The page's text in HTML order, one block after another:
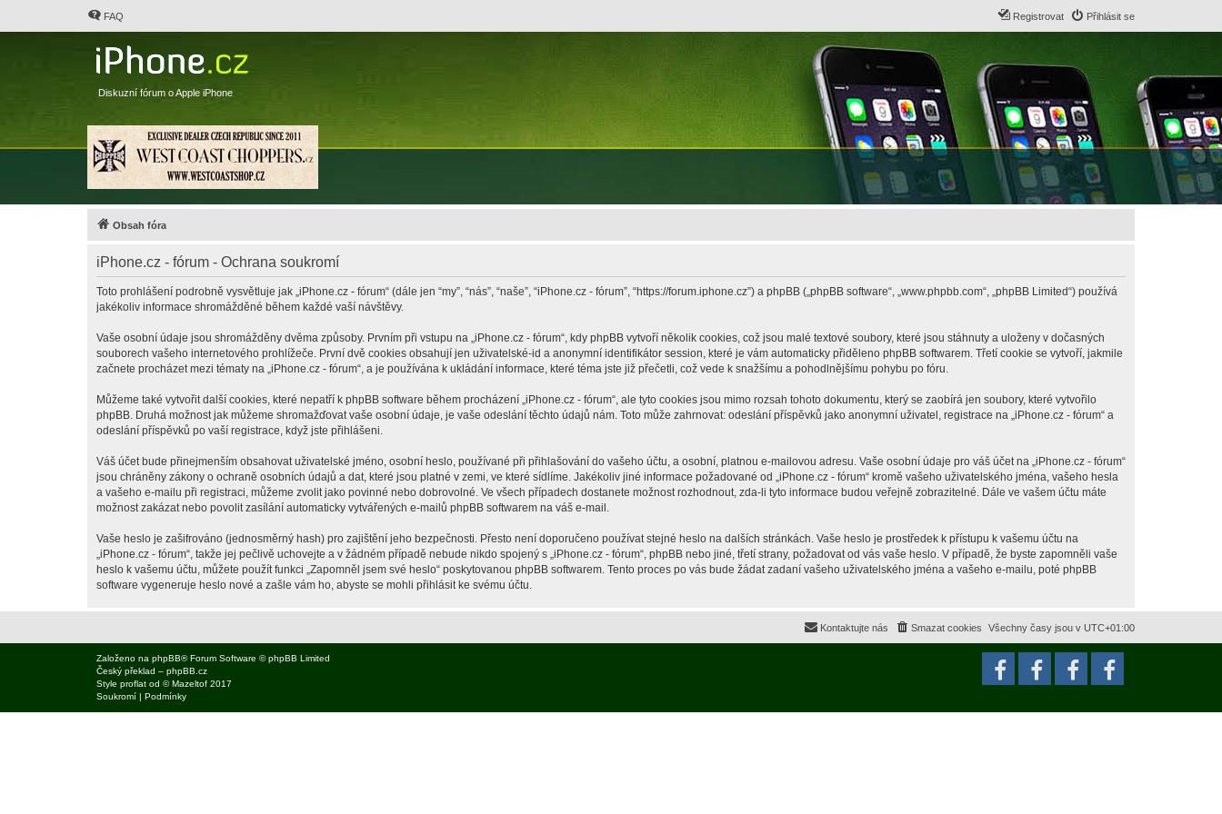
FAQ Přihlásit se
Registrovat
Diskuzní fórum o Apple iPhone
Obsah fóra
iPhone.cz - fórum - Ochrana soukromí
Toto prohlášení podrobně vysvětluje jak „iPhone.cz - fórum“ (dále jen “my”, “nás”, “naše”, “iPhone.cz - fórum”, “https://forum.iphone.cz”) a phpBB („phpBB software“, „www.phpbb.com“, „phpBB Limited“) používá
jakékoliv informace shromážděné během každé vaší návštěvy.
Vaše osobní údaje jsou shromážděny dvěma způsoby. Prvním při vstupu na „iPhone.cz - fórum“, kdy phpBB vytvoří několik cookies, což jsou malé textové soubory, které jsou stáhnuty a uloženy v dočasných
souborech vašeho internetového prohlížeče. První dvě cookies obsahují jen uživatelské-id a anonymní identifikátor session, které je vám automaticky přiděleno phpBB softwarem. Třetí cookie se vytvoří, jakmile
začnete procházet mezi tématy na „iPhone.cz - fórum“, a je používána k ukládání informace, které téma jste již přečetli, což vede k snažšímu a pohodlnějšímu pohybu po fóru.
Můžeme také vytvořit další cookies, které nepatří k phpBB software během procházení „iPhone.cz - fórum“, ale tyto cookies jsou mimo rozsah tohoto dokumentu, který se zaobírá jen soubory, které vytvořilo
phpBB. Druhá možnost jak můžeme shromažďovat vaše osobní údaje, je vaše odeslání těchto údajů nám. Toto může zahrnovat: odeslání příspěvků jako anonymní uživatel, registrace na „iPhone.cz - fórum“ a
odeslání příspěvků po vaší registrace, když jste přihlášeni.
Váš účet bude přinejmenším obsahovat uživatelské jméno, osobní heslo, používané při přihlašování do vašeho účtu, a osobní, platnou e-mailovou adresu. Vaše osobní údaje pro váš účet na „iPhone.cz - fórum“
jsou chráněny zákony o ochraně osobních údajů a dat, které jsou platné v zemi, ve které sídlíme. Jakékoliv jiné informace požadované od „iPhone.cz - fórum“ kromě vašeho uživatelského jména, vašeho hesla
a vašeho e-mailu při registraci, můžeme zvolit jako povinné nebo dobrovolné. Ve všech případech dostanete možnost rozhodnout, zda-li tyto informace budou veřejně zobrazitelné. Dále ve vašem účtu máte
možnost zakázat nebo povolit zasílání automaticky vytvářených e-mailů phpBB softwarem na váš e-mail.
Vaše heslo je zašifrováno (jednosměrný hash) pro zajištění jeho bezpečnosti. Přesto není doporučeno používat stejné heslo na dalších stránkách. Vaše heslo je prostředek k přístupu k vašemu účtu na
„iPhone.cz - fórum“, takže jej pečlivě uchovejte a v žádném případě nebude nikdo spojený s „iPhone.cz - fórum“, phpBB nebo jiné, třetí strany, požadovat od vás vaše heslo. V případě, že byste zapomněli vaše
heslo k vašemu účtu, můžete použít funkci „Zapomněl jsem své heslo“ poskytovanou phpBB softwarem. Tento proces po vás bude žádat zadaní vašeho uživatelského jména a vašeho e-mailu, poté phpBB
software vygeneruje heslo nové a zašle vám ho, abyste se mohli přihlásit ke svému účtu.
Všechny časy jsou v UTC+01:00
Smazat cookies
Kontaktujte nás
Založeno na phpBB® Forum Software © phpBB Limited
Český překlad – phpBB.cz
Style proflat od ©Mazeltof 2017
Soukromí | Podmínky